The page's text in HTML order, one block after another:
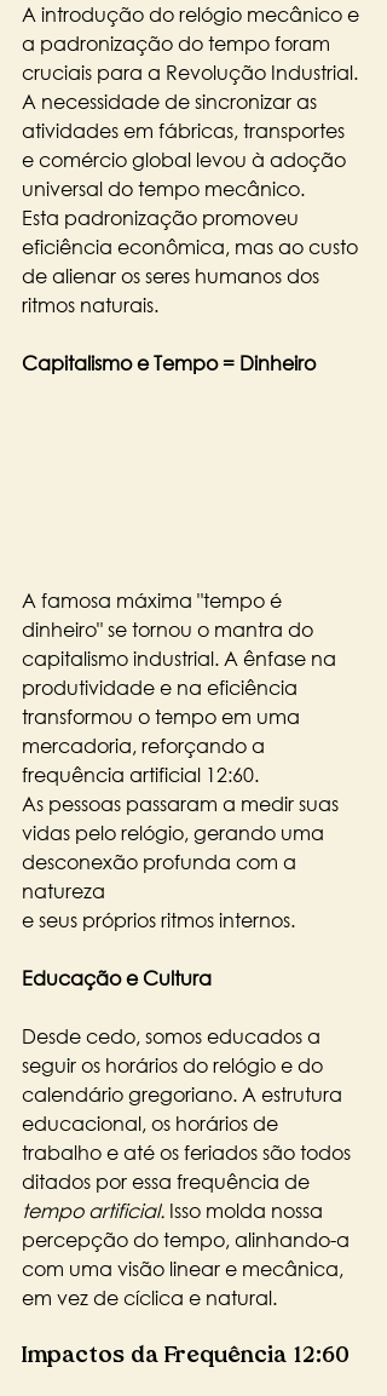
A introdução do relógio mecânico e
a padronização do tempo foram
cruciais para a Revolução Industrial.
A necessidade de sincronizar as
atividades em fábricas, transportes
e comércio global levou à adoção
universal do tempo mecânico.
Esta padronização promoveu
eficiência econômica, mas ao custo
de alienar os seres humanos dos
ritmos naturais.
Capitalismo e Tempo = Dinheiro
A famosa máxima "tempo é
dinheiro" se tornou o mantra do
capitalismo industrial. A ênfase na
produtividade e na eficiência
transformou o tempo em uma
mercadoria, reforçando a
frequência artificial 12:60.
As pessoas passaram a medir suas
vidas pelo relógio, gerando uma
desconexão profunda com a
natureza
e seus próprios ritmos internos.
Educação e Cultura
Desde cedo, somos educados a
seguir os horários do relógio e do
calendário gregoriano. A estrutura
educacional, os horários de
trabalho e até os feriados são todos
ditados por essa frequência de
tempo artificial. Isso molda nossa
percepção do tempo, alinhando-a
com uma visão linear e mecânica,
em vez de cíclica e natural.
Impactos da Frequência 12:60